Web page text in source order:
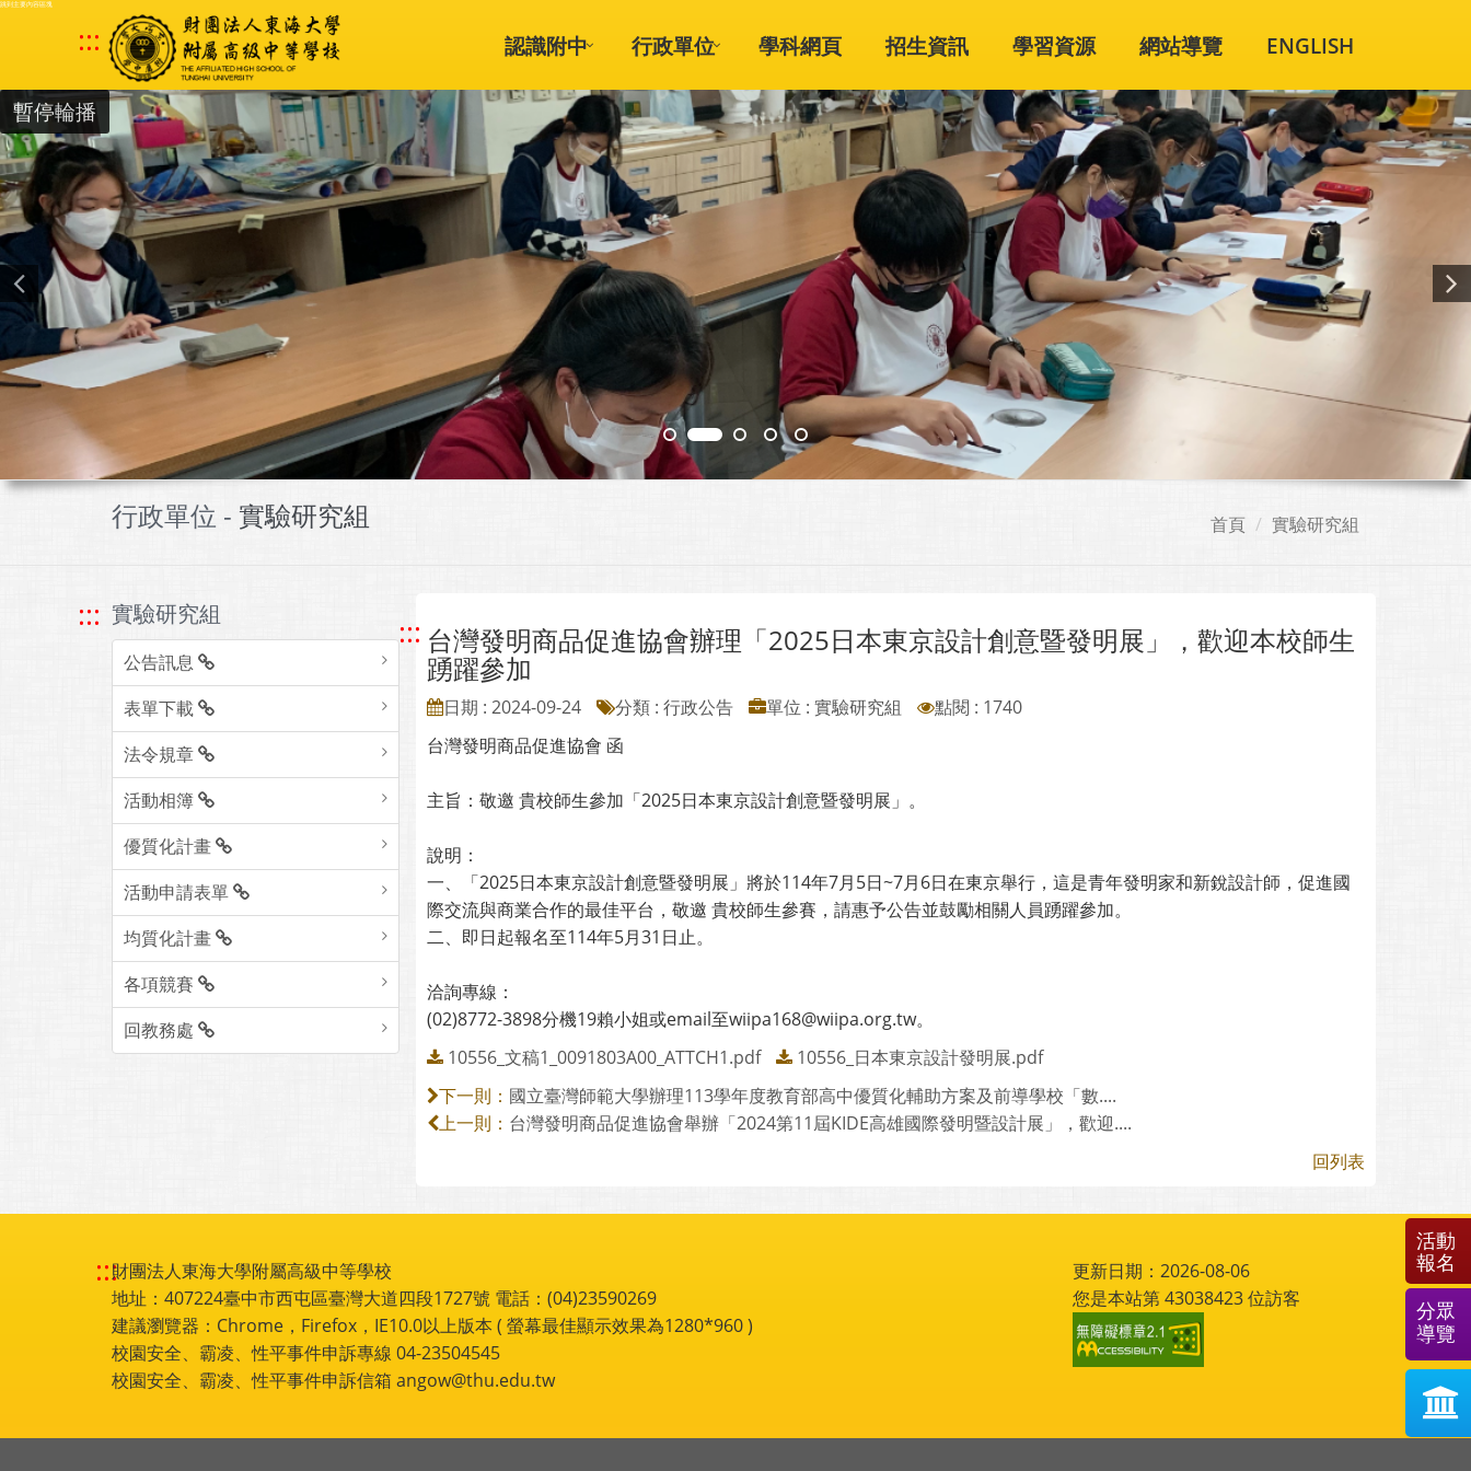
跳到主要內容區塊
::: 認識附中 行政單位 學科網頁 招生資訊 學習資源 網站導覽 ENGLISH
暫停輪播
行政單位 - 實驗研究組 首頁 實驗研究組
::: 實驗研究組
公告訊息
表單下載
法令規章
活動相簿
優質化計畫
活動申請表單
均質化計畫
各項競賽
回教務處
::: 台灣發明商品促進協會辦理「2025日本東京設計創意暨發明展」，歡迎本校師生
踴躍參加
日期 : 2024-09-24 分類 : 行政公告 單位 : 實驗研究組
點閱 : 1740
台灣發明商品促進協會 函
主旨：敬邀 貴校師生參加「2025日本東京設計創意暨發明展」。
說明：
一、「2025日本東京設計創意暨發明展」將於114年7月5日~7月6日在東京舉行，這是青年發明家和新銳設計師，促進國
際交流與商業合作的最佳平台，敬邀 貴校師生參賽，請惠予公告並鼓勵相關人員踴躍參加。
二、即日起報名至114年5月31日止。
洽詢專線：
(02)8772-3898分機19賴小姐或email至wiipa168@wiipa.org.tw。
10556_文稿1_0091803A00_ATTCH1.pdf
10556_日本東京設計發明展.pdf
下一則： 國立臺灣師範大學辦理113學年度教育部高中優質化輔助方案及前導學校「數....
上一則： 台灣發明商品促進協會舉辦「2024第11屆KIDE高雄國際發明暨設計展」，歡迎....
回列表
:::財團法人東海大學附屬高級中等學校
地址：407224臺中市西屯區臺灣大道四段1727號 電話：(04)23590269
建議瀏覽器：Chrome，Firefox，IE10.0以上版本 ( 螢幕最佳顯示效果為1280*960 )
校園安全、霸凌、性平事件申訴專線 04-23504545
校園安全、霸凌、性平事件申訴信箱 angow@thu.edu.tw
更新日期：2026-08-06
您是本站第43038423位訪客
活動
報名
分眾
導覽